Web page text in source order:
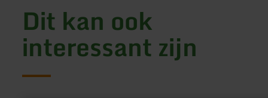
Dit kan ook
interessant zijn